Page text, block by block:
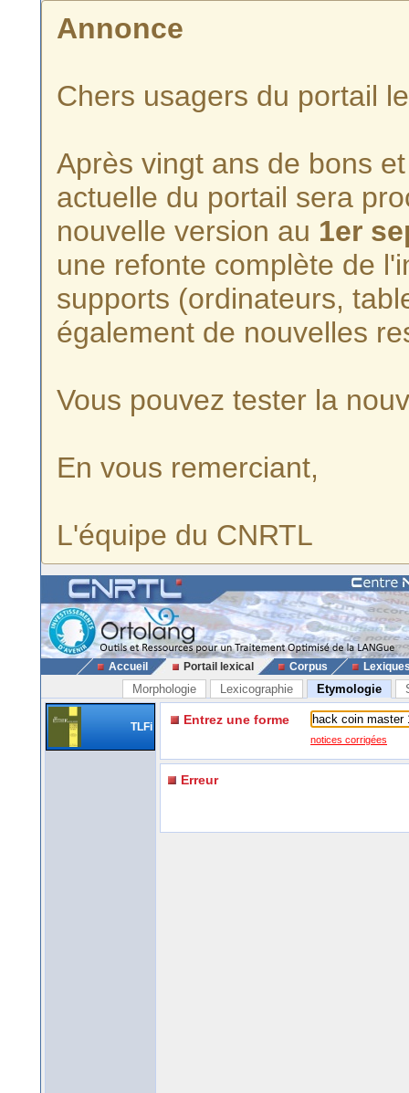
Annonce
Chers usagers du portail
Après vingt ans de bons
actuelle du portail sera
nouvelle version au 1er
une refonte complète de
supports (ordinateurs,
également de nouvelles
Vous pouvez tester la
En vous remerciant,
L'équipe du CNRTL
Accueil Portail lexical Corpus
Morphologie Lexicographie Etymologie
TLFi Entrez une forme
notices corrigées
Erreur